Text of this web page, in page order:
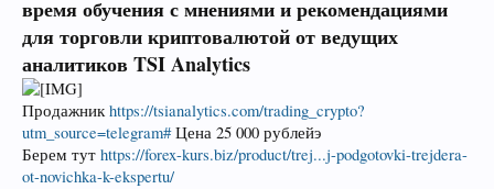
время обучения с мнениями и рекомендациями
для торговли криптовалютой от ведущих
аналитиков TSI Analytics
Продажникhttps://tsianalytics.com/trading_crypto?
utm_source=telegram#Цена 25 000 рублейэ
Берем тут https://forex-kurs.biz/product/trej...j-podgotovki-trejdera-
ot-novichka-k-ekspertu/